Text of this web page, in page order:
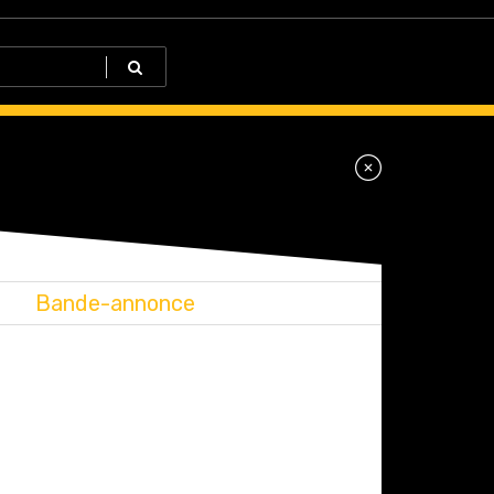
Bande-annonce